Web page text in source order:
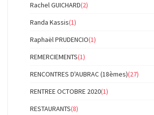
Rachel GUICHARD(2)
Randa Kassis(1)
Raphaël PRUDENCIO(1)
REMERCIEMENTS(1)
RENCONTRES D'AUBRAC (18èmes)(27)
RENTREE OCTOBRE 2020(1)
RESTAURANTS(8)